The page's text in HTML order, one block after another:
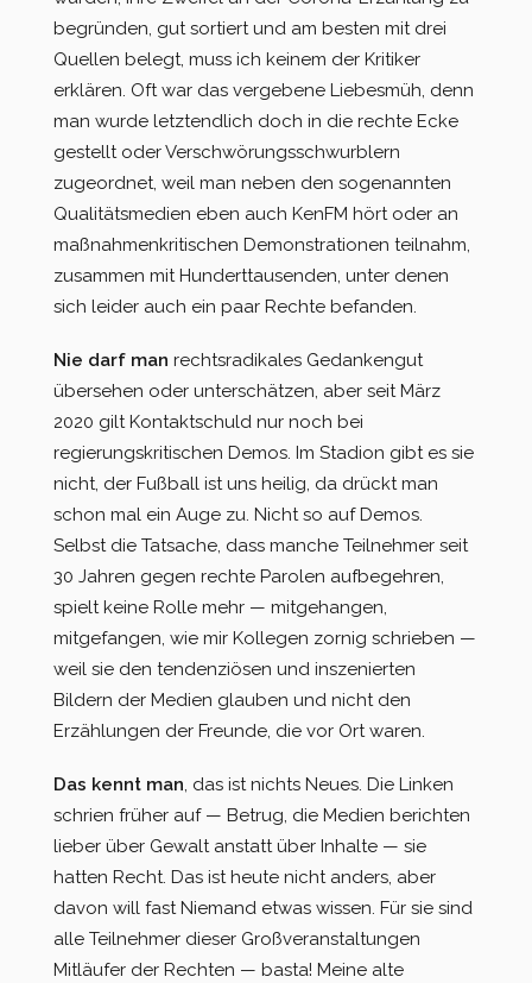
begründen, gut sortiert und am besten mit drei
Quellen belegt, muss ich keinem der Kritiker
erklären. Oft war das vergebene Liebesmüh, denn
man wurde letztendlich doch in die rechte Ecke
gestellt oder Verschwörungsschwurblern
zugeordnet, weil man neben den sogenannten
Qualitätsmedien eben auch KenFM hört oder an
maßnahmenkritischen Demonstrationen teilnahm,
zusammen mit Hunderttausenden, unter denen
sich leider auch ein paar Rechte befanden.
Nie darf man rechtsradikales Gedankengut
übersehen oder unterschätzen, aber seit März
2020 gilt Kontaktschuld nur noch bei
regierungskritischen Demos. Im Stadion gibt es sie
nicht, der Fußball ist uns heilig, da drückt man
schon mal ein Auge zu. Nicht so auf Demos.
Selbst die Tatsache, dass manche Teilnehmer seit
30 Jahren gegen rechte Parolen aufbegehren,
spielt keine Rolle mehr — mitgehangen,
mitgefangen, wie mir Kollegen zornig schrieben —
weil sie den tendenziösen und inszenierten
Bildern der Medien glauben und nicht den
Erzählungen der Freunde, die vor Ort waren.
Das kennt man, das ist nichts Neues. Die Linken
schrien früher auf — Betrug, die Medien berichten
lieber über Gewalt anstatt über Inhalte — sie
hatten Recht. Das ist heute nicht anders, aber
davon will fast Niemand etwas wissen. Für sie sind
alle Teilnehmer dieser Großveranstaltungen
Mitläufer der Rechten — basta! Meine alte